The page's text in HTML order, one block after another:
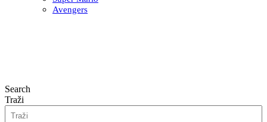
Avengers
Search
Traži